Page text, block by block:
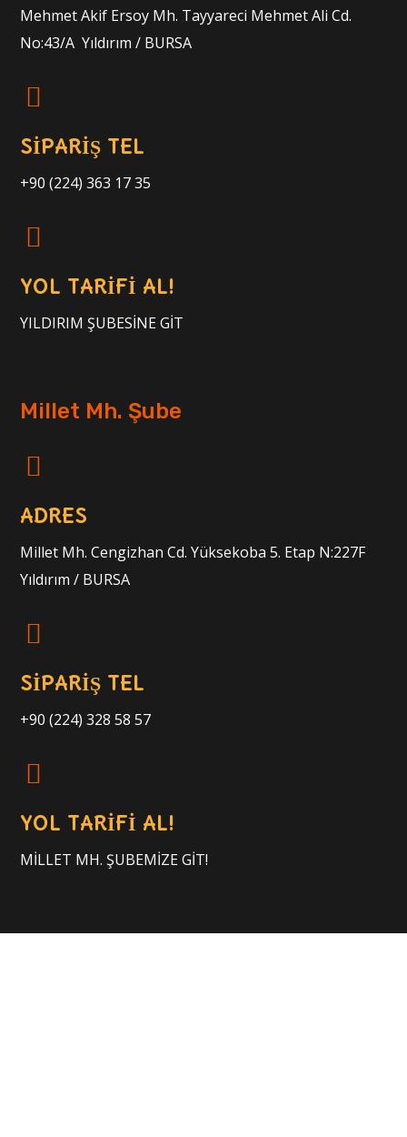
Mehmet Akif Ersoy Mh. Tayyareci Mehmet Ali Cd.
No:43/A Yıldırım / BURSA
SİPARİŞ TEL
+90 (224) 363 17 35
YOL TARİFİ AL!
YILDIRIM ŞUBESİNE GİT
Millet Mh. Şube
ADRES
Millet Mh. Cengizhan Cd. Yüksekoba 5. Etap N:227F
Yıldırım / BURSA
SİPARİŞ TEL
+90 (224) 328 58 57
YOL TARİFİ AL!
MİLLET MH. ŞUBEMİZE GİT!